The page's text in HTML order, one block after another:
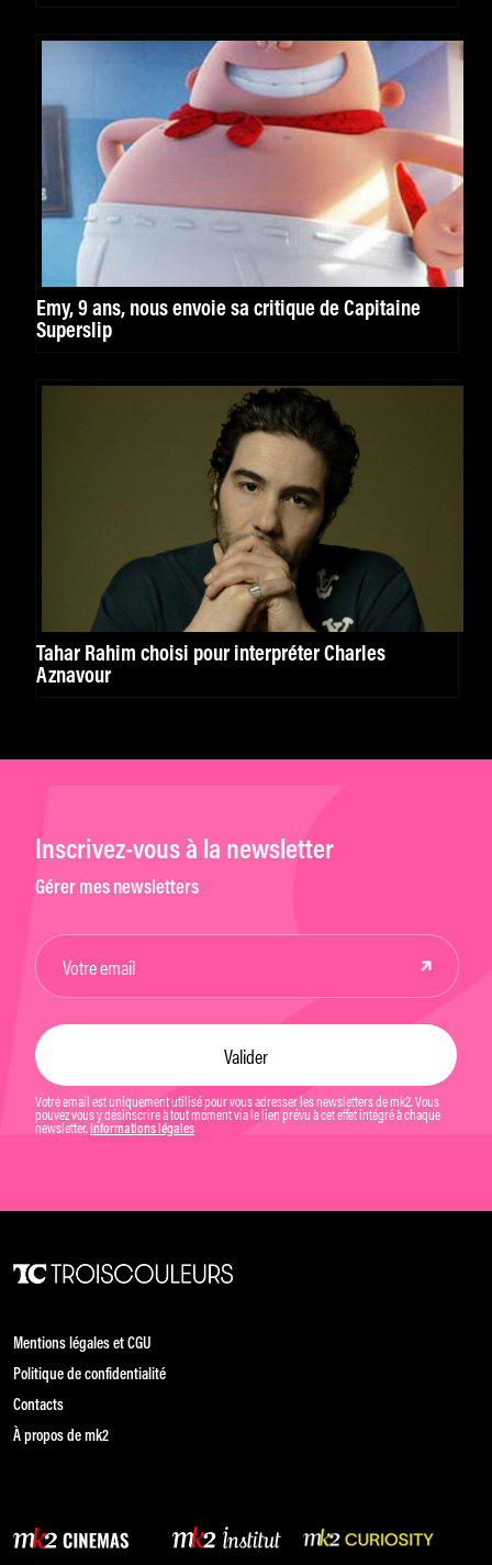
Emy, 9 ans, nous envoie sa critique de Capitaine
Superslip
Tahar Rahim choisi pour interpréter Charles
Aznavour
Inscrivez-vous à la newsletter
Gérer mes newsletters
Votre email est uniquement utilisé pour vous adresser les newsletters de mk2. Vous
pouvez vous y désinscrire à tout moment via le lien prévu à cet effet intégré à chaque
newsletter. Informations légales
Mentions légales et CGU
Politique de confidentialité
Contacts
À propos de mk2